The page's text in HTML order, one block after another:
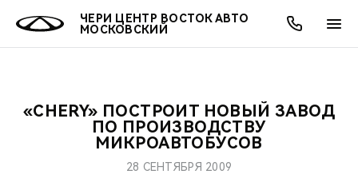
ЧЕРИ ЦЕНТР ВОСТОК АВТО
МОСКОВСКИЙ
МОДЕЛИ
ПОКУПАТЕЛЯМ
ВЛАДЕЛЬЦАМ
МИР CHERY
АКЦИИ
ОНЛАЙН СЕРВИСЫ
О КОМПАНИИ
«CHERY» ПОСТРОИТ НОВЫЙ ЗАВОД
ПО ПРОИЗВОДСТВУ
МИКРОАВТОБУСОВ
28 СЕНТЯБРЯ 2009